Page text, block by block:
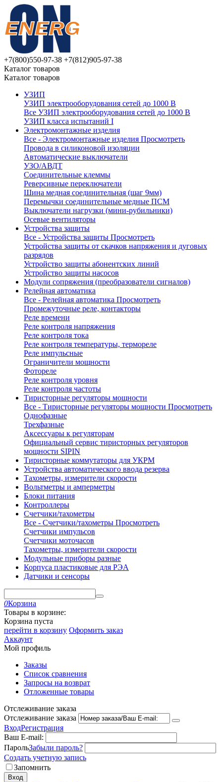
+7(800)550-97-38 +7(812)905-97-38
Каталог товаров
Каталог товаров
УЗИП
УЗИП электрооборудования сетей до 1000 В
Все УЗИП электрооборудования сетей до 1000 В
УЗИП клaссa испытаний I
Электромонтажные изделия
Все - Электромонтажные изделия Просмотреть
Провода в силиконовой изоляции
Автоматические выключатели
УЗО/АВДТ
Соединительные клеммы
Реверсивные переключатели
Шина медная соединительная (шаг 9мм)
Перемычки соединительные медные ПСМ
Выключатели нагрузки (мини-рубильники)
Осевые вентиляторы
Устройства защиты
Все - Устройства защиты Просмотреть
Устройства защиты от скачков напряжения и дуговых
разрядов
Устройство защиты абонентских линий
Устройство защиты насосов
Модули сопряжения (преобразователи сигналов)
Релейная автоматика
Все - Релейная автоматика Просмотреть
Промежуточные реле, контакторы
Реле времени
Реле контроля напряжения
Реле контроля тока
Реле контроля температуры, термореле
Реле импульсные
Ограничители мощности
Фотореле
Реле контроля уровня
Реле контроля частоты
Тиристорные регуляторы мощности
Все - Тиристорные регуляторы мощности Просмотреть
Однофазные
Трехфазные
Аксессуары к регуляторам
Официальный сервис тиристорных регуляторов
мощности SIPIN
Тиристорные коммутаторы для УКРМ
Устройства автоматического ввода резерва
Тахометры, измерители скорости
Вольтметры и амперметры
Блоки питания
Контроллеры
Счетчики/тахометры
Все - Счетчики/тахометры Просмотреть
Счетчики импульсов
Счетчики моточасов
Тахометры, измерители скорости
Модульные приборы разные
Корпуса пластиковые для РЭА
Датчики и сенсоры
0Корзина
Товары в корзине:
Корзина пуста
перейти в корзину Оформить заказ
Аккаунт
Мой профиль
Заказы
Список сравнения
Запросы на возврат
Отложенные товары
Отслеживание заказа
Отслеживание заказа
ВходРегистрация
Ваш E-mail:
ПарольЗабыли пароль?
Создать учетную запись
Запомнить
Вход